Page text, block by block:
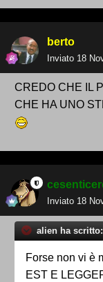
berto
Inviato 18
CREDO CHE IL
CHE HA UNO
Inviato 18
alien ha scritto:
Forse non vi è
EST E